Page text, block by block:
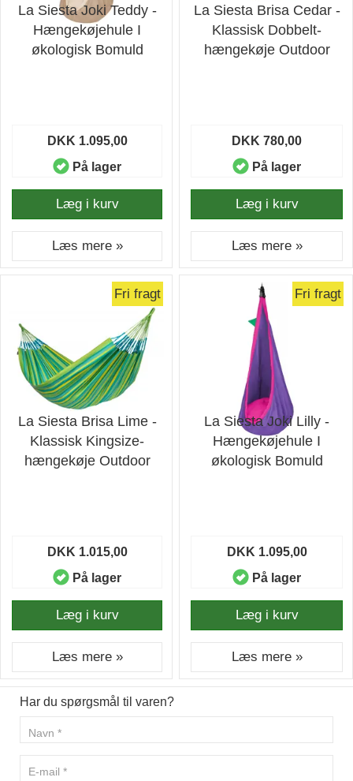
La Siesta Joki Teddy -
Hængekøjehule I
økologisk Bomuld
DKK 1.095,00
På lager
Læg i kurv
Læs mere »
La Siesta Brisa Cedar -
Klassisk Dobbelt-
hængekøje Outdoor
DKK 780,00
På lager
Læg i kurv
Læs mere »
Fri fragt
La Siesta Brisa Lime -
Klassisk Kingsize-
hængekøje Outdoor
DKK 1.015,00
På lager
Læg i kurv
Læs mere »
Fri fragt
La Siesta Joki Lilly -
Hængekøjehule I
økologisk Bomuld
DKK 1.095,00
På lager
Læg i kurv
Læs mere »
Har du spørgsmål til varen?